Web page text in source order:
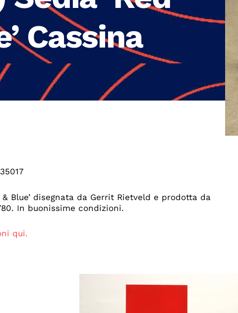
Cassina
& Blue’ disegnata da Gerrit Rietveld e prodotta da
In buonissime condizioni.
qui.